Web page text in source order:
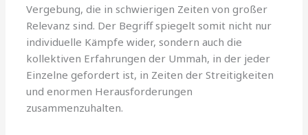
Vergebung, die in schwierigen Zeiten von großer
Relevanz sind. Der Begriff spiegelt somit nicht nur
individuelle Kämpfe wider, sondern auch die
kollektiven Erfahrungen der Ummah, in der jeder
Einzelne gefordert ist, in Zeiten der Streitigkeiten
und enormen Herausforderungen
zusammenzuhalten.